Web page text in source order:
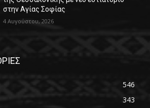
στην Αγίας Σοφίας
4 Αυγούστου, 2026
546
343